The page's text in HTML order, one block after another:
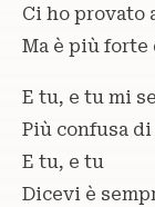
Ci ho provato
Ma è più forte
E tu, e tu mi
Più confusa di
E tu, e tu
Dicevi è